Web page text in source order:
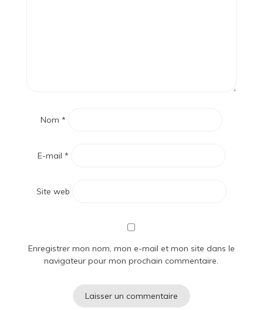
Nom *
E-mail *
Site web
Enregistrer mon nom, mon e-mail et mon site dans le
navigateur pour mon prochain commentaire.